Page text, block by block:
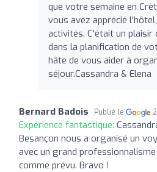
que votre semaine en
vous avez apprécié
activités. C'était un plaisir
dans la planification de
hâte de vous aider à
séjour.Cassandra & Elena
Bernard Badois Publié le
Expérience fantastique:
Besançon nous a organisé un
avec un grand
comme prévu. Bravo !